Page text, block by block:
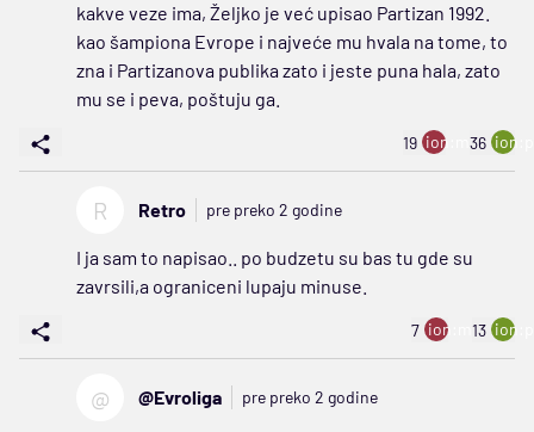
kakve veze ima, Željko je već upisao Partizan 1992.
kao šampiona Evrope i najveće mu hvala na tome, to
zna i Partizanova publika zato i jeste puna hala, zato
mu se i peva, poštuju ga.
19 ion:minus
36
R Retro pre preko 2 godine
I ja sam to napisao.. po budzetu su bas tu gde su
zavrsili,a ograniceni lupaju minuse.
7 ion:minus
13
@ @Evroliga pre preko 2 godine